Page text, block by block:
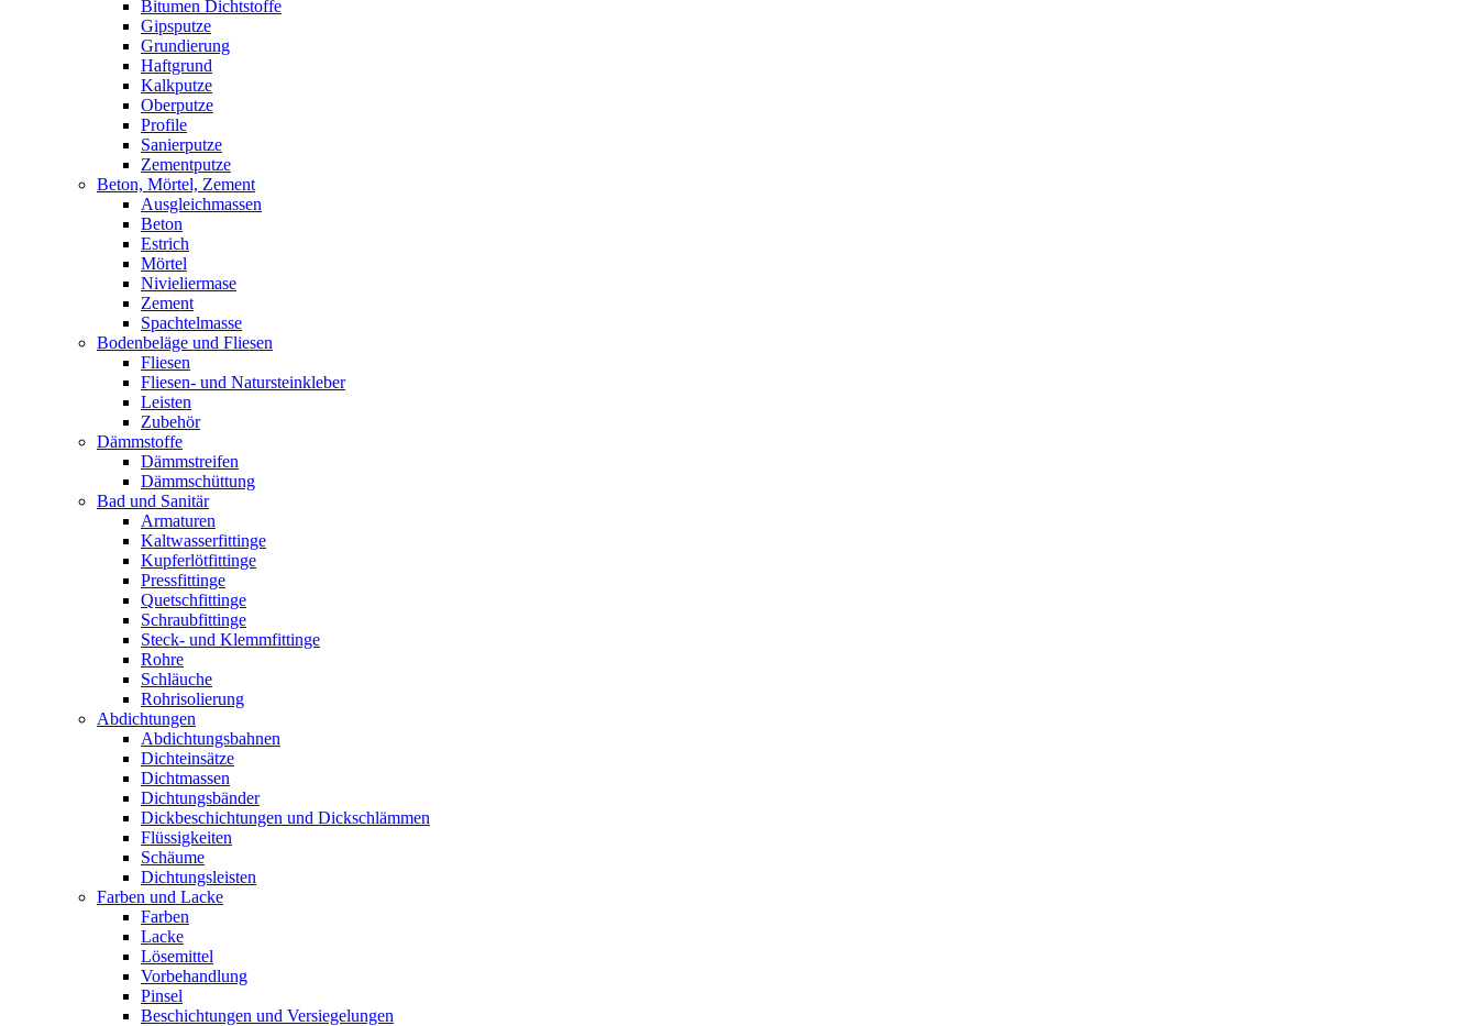
Bitumen Dichtstoffe
Gipsputze
Grundierung
Haftgrund
Kalkputze
Oberputze
Profile
Sanierputze
Zementputze
Beton, Mörtel, Zement
Ausgleichmassen
Beton
Estrich
Mörtel
Nivieliermase
Zement
Spachtelmasse
Bodenbeläge und Fliesen
Fliesen
Fliesen- und Natursteinkleber
Leisten
Zubehör
Dämmstoffe
Dämmstreifen
Dämmschüttung
Bad und Sanitär
Armaturen
Kaltwasserfittinge
Kupferlötfittinge
Pressfittinge
Quetschfittinge
Schraubfittinge
Steck- und Klemmfittinge
Rohre
Schläuche
Rohrisolierung
Abdichtungen
Abdichtungsbahnen
Dichteinsätze
Dichtmassen
Dichtungsbänder
Dickbeschichtungen und Dickschlämmen
Flüssigkeiten
Schäume
Dichtungsleisten
Farben und Lacke
Farben
Lacke
Lösemittel
Vorbehandlung
Pinsel
Beschichtungen und Versiegelungen